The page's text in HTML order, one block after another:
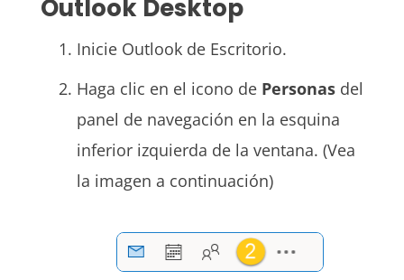
Outlook Desktop
Inicie Outlook de Escritorio.
Haga clic en el icono de Personasdel
panel de navegación en la esquina
inferior izquierda de la ventana. (Vea
la imagen a continuación)